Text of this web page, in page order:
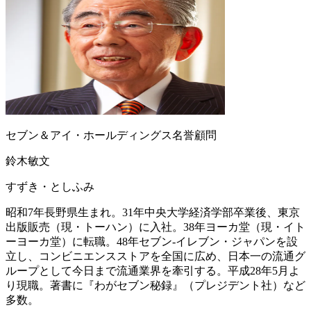
セブン＆アイ・ホールディングス名誉顧問
鈴木敏文
すずき・としふみ
昭和7年長野県生まれ。31年中央大学経済学部卒業後、東京
出版販売（現・トーハン）に入社。38年ヨーカ堂（現・イト
ーヨーカ堂）に転職。48年セブン-イレブン・ジャパンを設
立し、コンビニエンスストアを全国に広め、日本一の流通グ
ループとして今日まで流通業界を牽引する。平成28年5月よ
り現職。著書に『わがセブン秘録』（プレジデント社）など
多数。